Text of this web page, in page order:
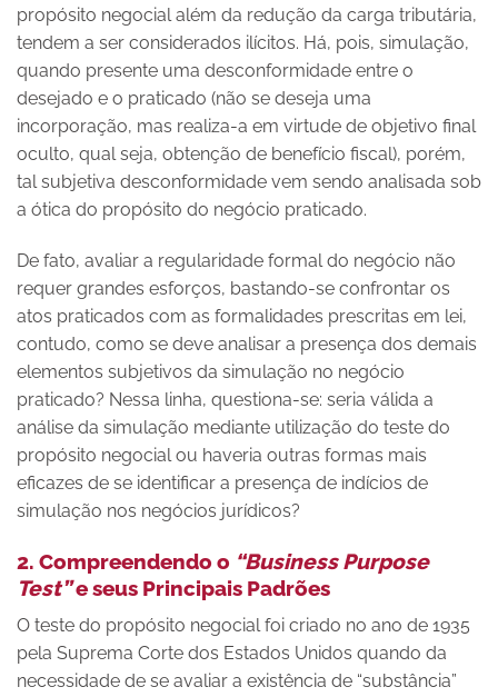
propósito negocial além da redução da carga tributária,
tendem a ser considerados ilícitos. Há, pois, simulação,
quando presente uma desconformidade entre o
desejado e o praticado (não se deseja uma
incorporação, mas realiza-a em virtude de objetivo final
oculto, qual seja, obtenção de benefício fiscal), porém,
tal subjetiva desconformidade vem sendo analisada sob
a ótica do propósito do negócio praticado.
De fato, avaliar a regularidade formal do negócio não
requer grandes esforços, bastando-se confrontar os
atos praticados com as formalidades prescritas em lei,
contudo, como se deve analisar a presença dos demais
elementos subjetivos da simulação no negócio
praticado? Nessa linha, questiona-se: seria válida a
análise da simulação mediante utilização do teste do
propósito negocial ou haveria outras formas mais
eficazes de se identificar a presença de indícios de
simulação nos negócios jurídicos?
2. Compreendendo o “Business Purpose
Test”e seus Principais Padrões
O teste do propósito negocial foi criado no ano de 1935
pela Suprema Corte dos Estados Unidos quando da
necessidade de se avaliar a existência de “substância”